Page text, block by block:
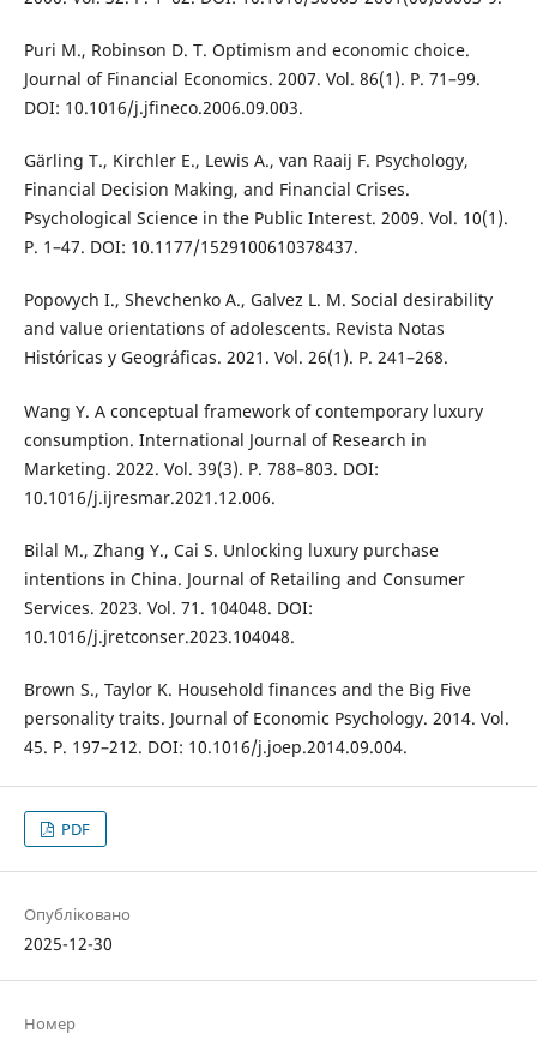
Puri M., Robinson D. T. Optimism and economic choice.
Journal of Financial Economics. 2007. Vol. 86(1). P. 71–99.
DOI: 10.1016/j.jfineco.2006.09.003.
Gärling T., Kirchler E., Lewis A., van Raaij F. Psychology,
Financial Decision Making, and Financial Crises.
Psychological Science in the Public Interest. 2009. Vol. 10(1).
P. 1–47. DOI: 10.1177/1529100610378437.
Popovych I., Shevchenko A., Galvez L. M. Social desirability
and value orientations of adolescents. Revista Notas
Históricas y Geográficas. 2021. Vol. 26(1). P. 241–268.
Wang Y. A conceptual framework of contemporary luxury
consumption. International Journal of Research in
Marketing. 2022. Vol. 39(3). P. 788–803. DOI:
10.1016/j.ijresmar.2021.12.006.
Bilal M., Zhang Y., Cai S. Unlocking luxury purchase
intentions in China. Journal of Retailing and Consumer
Services. 2023. Vol. 71. 104048. DOI:
10.1016/j.jretconser.2023.104048.
Brown S., Taylor K. Household finances and the Big Five
personality traits. Journal of Economic Psychology. 2014. Vol.
45. P. 197–212. DOI: 10.1016/j.joep.2014.09.004.
PDF
Опубліковано
2025-12-30
Номер